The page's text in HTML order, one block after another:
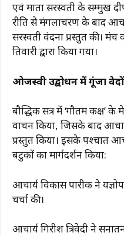
एवं माता सरस्वती के सम्मुख
रीति से मंगलाचरण के बाद
सरस्वती वंदना प्रस्तुत की।
तिवारी द्वारा किया गया।
ओजस्वी उद्बोधन में गूंजा वेदों
बौद्धिक सत्र में ‘गौतम कक्ष’ के
वाचन किया, जिसके बाद
प्रस्तुत किया। इसके पश्चात
बटुकों का मार्गदर्शन किया:
आचार्य विकास पारीक ने
चर्चा की।
आचार्य गिरीश त्रिवेदी ने